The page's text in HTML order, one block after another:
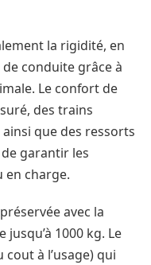
la rigidité, en
conduite grâce à
Le confort de
des trains
que des ressorts
garantir les
en charge.
avec la
1000 kg. Le
à l’usage) qui